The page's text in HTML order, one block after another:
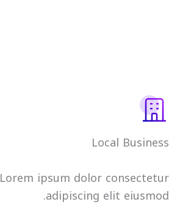
Local Business
Lorem ipsum dolor consectetur
adipiscing elit eiusmod.